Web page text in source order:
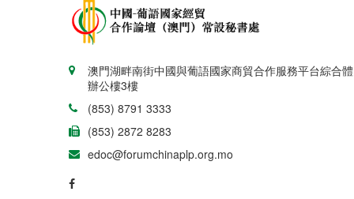
澳門湖畔南街中國與葡語國家商貿合作服務平台綜合體
辦公樓3樓
(853) 8791 3333
(853) 2872 8283
edoc@forumchinaplp.org.mo